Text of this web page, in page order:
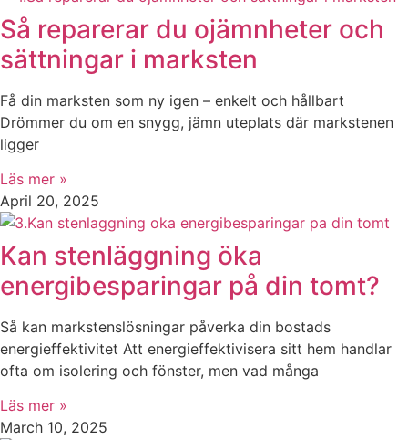
Så reparerar du ojämnheter och
sättningar i marksten
Få din marksten som ny igen – enkelt och hållbart
Drömmer du om en snygg, jämn uteplats där markstenen
ligger
Läs mer »
April 20, 2025
Kan stenläggning öka
energibesparingar på din tomt?
Så kan markstenslösningar påverka din bostads
energieffektivitet Att energieffektivisera sitt hem handlar
ofta om isolering och fönster, men vad många
Läs mer »
March 10, 2025